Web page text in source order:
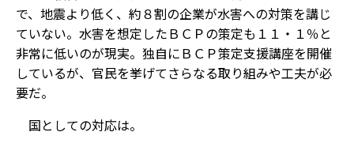
で、地震より低く、約８割の企業が水害への対策を講じ
ていない。水害を想定したＢＣＰの策定も１１・１％と
非常に低いのが現実。独自にＢＣＰ策定支援講座を開催
しているが、官民を挙げてさらなる取り組みや工夫が必
要だ。
――国としての対応は。